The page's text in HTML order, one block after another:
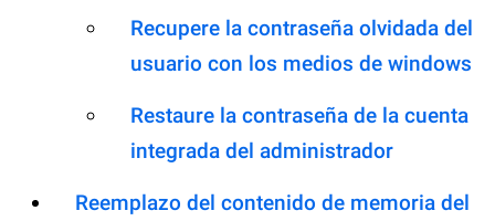
Recupere la contraseña olvidada del
usuario con los medios de windows
Restaure la contraseña de la cuenta
integrada del administrador
Reemplazo del contenido de memoria del